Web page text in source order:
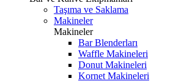
Taşıma ve Saklama
Makineler
Makineler
Bar Blenderları
Waffle Makineleri
Donut Makineleri
Kornet Makineleri